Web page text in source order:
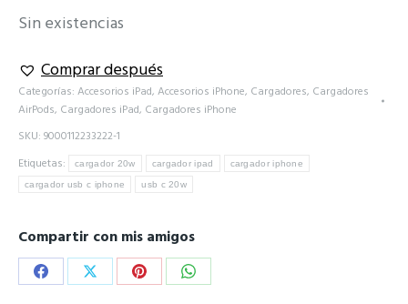
Sin existencias
Comprar después
Categorías: Accesorios iPad, Accesorios iPhone, Cargadores, Cargadores
AirPods, Cargadores iPad, Cargadores iPhone
SKU: 9000112233222-1
Etiquetas:
cargador 20w cargador ipad cargador iphone
cargador usb c iphone usb c 20w
Compartir con mis amigos
Share
Share
Share
Share